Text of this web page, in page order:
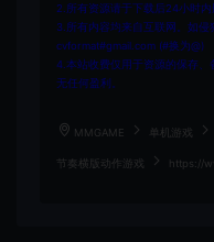
2.所有资源请于下载后24小时
3.所有内容均来自互联网。如侵
cvformat#gmail.com (#换为@)
4.本站收费仅用于资源的保存
无任何盈利。
MMGAME 单机游戏
节奏横版动作游戏 https://